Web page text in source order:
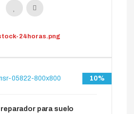
10%
reparador para suelo